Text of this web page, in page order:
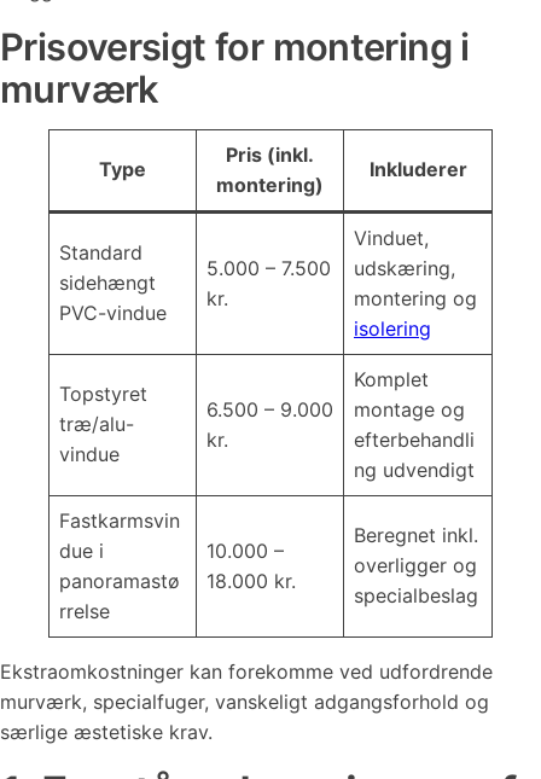
Prisoversigt for montering i
murværk
Type
Pris (inkl.
montering)
Inkluderer
Standard
sidehængt
PVC-vindue
5.000 – 7.500
kr.
Vinduet,
udskæring,
montering og
isolering
Topstyret
træ/alu-
vindue
6.500 – 9.000
kr.
Komplet
montage og
efterbehandli
ng udvendigt
Fastkarmsvin
due i
panoramastø
rrelse
10.000 –
18.000 kr.
Beregnet inkl.
overligger og
specialbeslag
Ekstraomkostninger kan forekomme ved udfordrende
murværk, specialfuger, vanskeligt adgangsforhold og
særlige æstetiske krav.